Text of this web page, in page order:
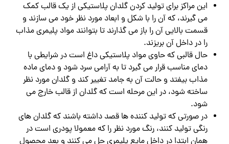
این مراکز برای تولید کردن گلدان پلاستیکی از یک قالب کمک
می گیرند، که آن را با شکل و ابعاد مورد نظر خود می سازند و
قسمت بالایی آن را باز می گذارند تا بتوانند مواد پلیمری مذاب
را در داخل آن بریزند.
حال قالبی که حاوی مواد پلاستیکی داغ است در شرایطی با
دمای مناسب قرار می گیرد تا به آرامی سرد شود و دمای ماده
مذاب بیفتد و حالت آن به جامد تغییر کند و گلدان مورد نظر
ساخته شود، در این مرحله است که گلدان از قالب خارج می
شود.
در صورتی که تولید کننده ها قصد داشته باشند که گلدان های
رنگی تولید کنند، رنگ مورد نظر را که معمولا پودری است در
همان ابتدا در داخل مایع پلیمری حل می کنند و بعد محصول